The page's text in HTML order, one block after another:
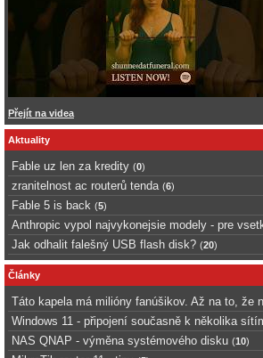
Přejít na videa
Aktuality
Fable uz len za kredity (0)
zranitelnost ac routerů tenda (6)
Fable 5 is back (5)
Anthropic vypol najvykonejsie modely - pre
Jak odhalit falešný USB flash disk? (20)
Články
Táto kapela má milióny fanúšikov. Až na to, že
Windows 11 - připojení současně k několika
NAS QNAP - výměna systémového disku (10)